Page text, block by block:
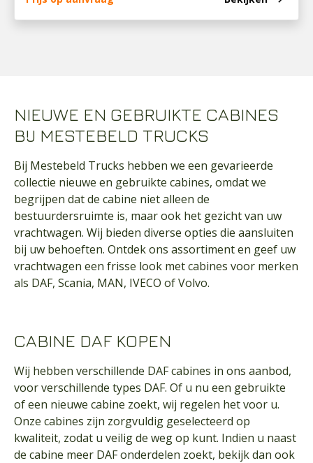
NIEUWE EN GEBRUIKTE CABINES
BIJ MESTEBELD TRUCKS
Bij Mestebeld Trucks hebben we een gevarieerde
collectie nieuwe en gebruikte cabines, omdat we
begrijpen dat de cabine niet alleen de
bestuurdersruimte is, maar ook het gezicht van uw
vrachtwagen. Wij bieden diverse opties die aansluiten
bij uw behoeften. Ontdek ons assortiment en geef uw
vrachtwagen een frisse look met cabines voor merken
als DAF, Scania, MAN, IVECO of Volvo.
CABINE DAF KOPEN
Wij hebben verschillende DAF cabines in ons aanbod,
voor verschillende types DAF. Of u nu een gebruikte
of een nieuwe cabine zoekt, wij regelen het voor u.
Onze cabines zijn zorgvuldig geselecteerd op
kwaliteit, zodat u veilig de weg op kunt. Indien u naast
de cabine meer DAF onderdelen zoekt, bekijk dan ook